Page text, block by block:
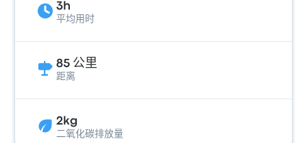
3h
平均用时
85 公里
距离
2kg
二氧化碳排放量